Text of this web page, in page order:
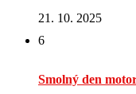
21. 10. 2025
6
Smolný den